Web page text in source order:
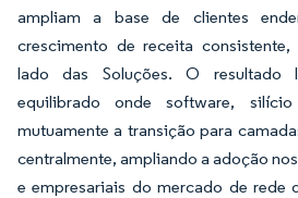
ampliam a base de clientes
crescimento de receita
lado das Soluções. O resultado
equilibrado onde software,
mutuamente a transição para
centralmente, ampliando a adoção
e empresariais do mercado de rede